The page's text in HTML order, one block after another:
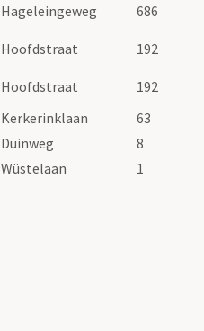
Hageleingeweg 686
Hoofdstraat 192
Hoofdstraat
192
Kerkerinklaan
63
Duinweg
8
Wüstelaan 1